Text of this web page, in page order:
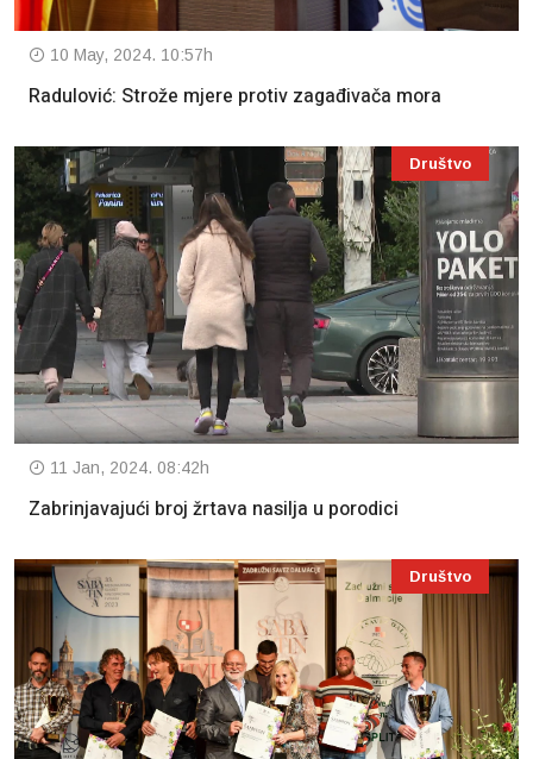
10 May, 2024. 10:57h
Radulović: Strože mjere protiv zagađivača mora
Društvo
11 Jan, 2024. 08:42h
Zabrinjavajući broj žrtava nasilja u porodici
Društvo